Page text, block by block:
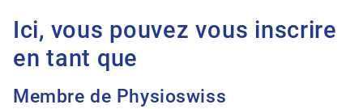
Ici, vous pouvez vous inscrire
en tant que
Membre de Physioswiss